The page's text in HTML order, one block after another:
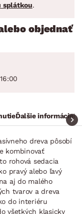
splátkou.
objednať
Ďalšie informácie
dreva pôsobí
kombinovať
rohová sedacia
pravý alebo ľavý
aj do malého
tvarov a dreva
do interiéru
všetkých klasicky